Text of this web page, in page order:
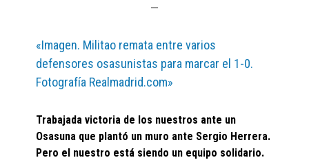
«Imagen. Militao remata entre varios
defensores osasunistas para marcar el 1-0.
Fotografía Realmadrid.com»
Trabajada victoria de los nuestros ante un
Osasuna que plantó un muro ante Sergio Herrera.
Pero el nuestro está siendo un equipo solidario.